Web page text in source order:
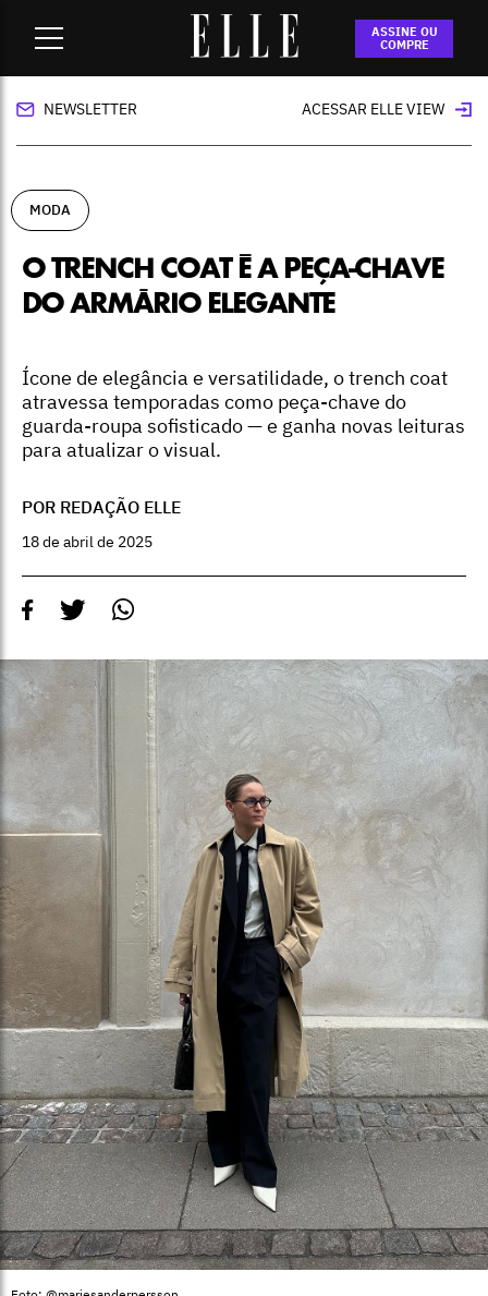
ASSINE OU
COMPRE
O trench coat é a peça-chave do armário
elegante
NEWSLETTER ACESSAR ELLE VIEW
MODA
O TRENCH COAT É A PEÇA-CHAVE
DO ARMÁRIO ELEGANTE
Ícone de elegância e versatilidade, o trench coat
atravessa temporadas como peça-chave do
guarda-roupa sofisticado — e ganha novas leituras
para atualizar o visual.
POR REDAÇÃO ELLE
18 de abril de 2025